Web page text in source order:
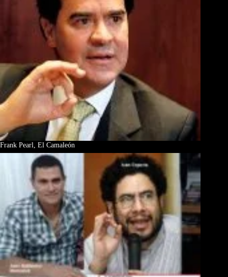
Frank Pearl, El Camaleón